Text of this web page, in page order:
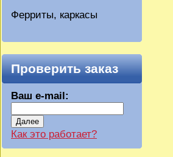
Ферриты, каркасы
Проверить заказ
Ваш e-mail:
Далее
Как это работает?